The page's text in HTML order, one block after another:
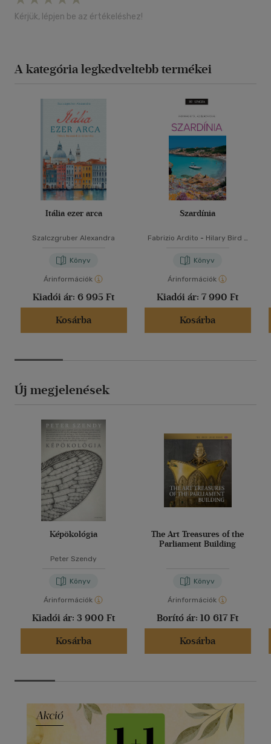
Kérjük, lépjen be az értékeléshez!
A kategória legkedveltebb termékei
Itália ezer arca
Szalczgruber Alexandra
Könyv
Árinformációk
Kiadói ár: 6 995 Ft
Kosárba
Szardínia
Fabrizio Ardito - Hilary Bird -
Voormei
Könyv
Árinformációk
Kiadói ár: 7 990 Ft
Kosárba
Új megjelenések
Képökológia
Peter Szendy
Könyv
Árinformációk
Kiadói ár: 3 900 Ft
Kosárba
The Art Treasures of the
Parliament Building
Könyv
Árinformációk
Borító ár: 10 617 Ft
Kosárba